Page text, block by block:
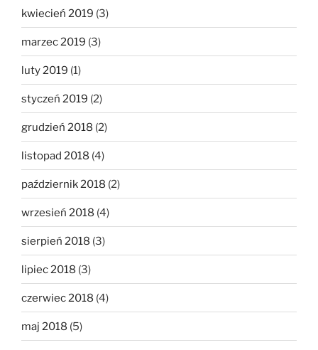
kwiecień 2019 (3)
marzec 2019 (3)
luty 2019 (1)
styczeń 2019 (2)
grudzień 2018 (2)
listopad 2018 (4)
październik 2018 (2)
wrzesień 2018 (4)
sierpień 2018 (3)
lipiec 2018 (3)
czerwiec 2018 (4)
maj 2018 (5)